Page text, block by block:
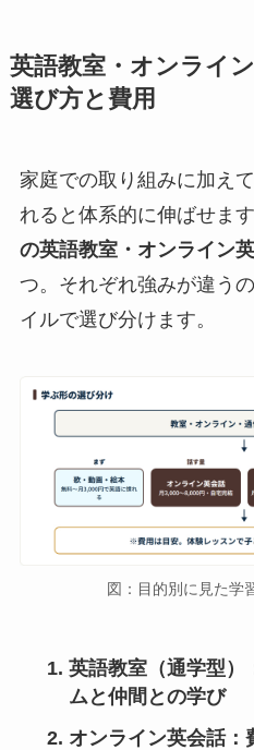
英語教室・オンライ
選び方と費用
家庭での取り組みに加え
れると体系的に伸ばせま
の英語教室・オンライン
つ。それぞれ強みが違う
イルで選び分けます。
図：目的別に見た学
英語教室（通学型）
ムと仲間との学び
オンライン英会話：